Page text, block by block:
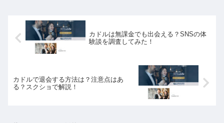
カドルは無課金でも出会える？SNSの体
験談を調査してみた！
カドルで退会する方法は？注意点はあ
る？スクショで解説！